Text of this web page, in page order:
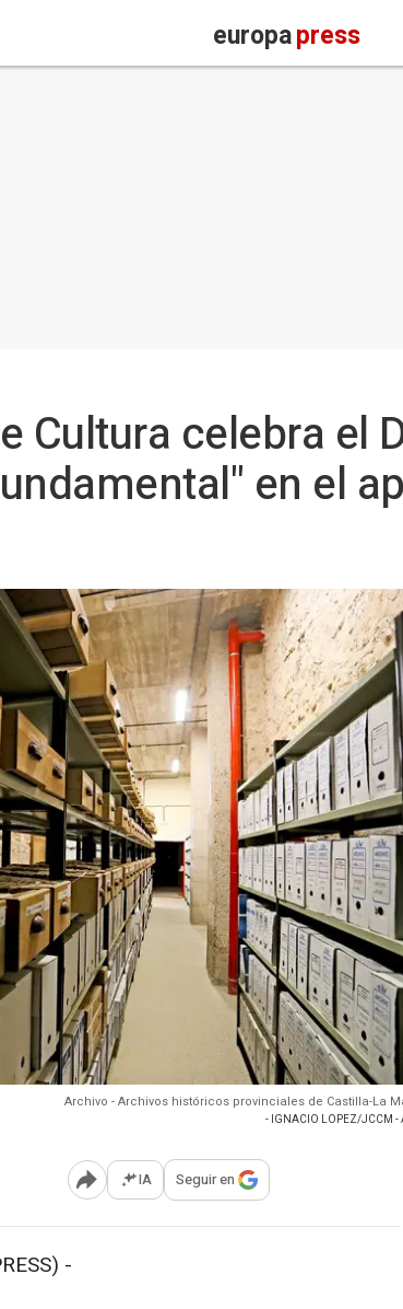
europapress
Cultura celebra el
en el
Archivo - Archivos históricos provinciales de Castilla-La
- IGNACIO LOPEZ/JCCM -
Abrir opciones para compartir
IA Seguir en
-